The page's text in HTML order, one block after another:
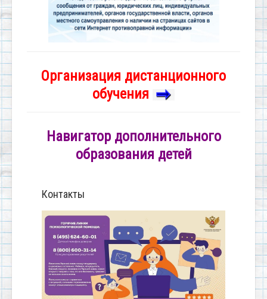
Организация дистанционного
обучения
Навигатор дополнительного
образования детей
Контакты